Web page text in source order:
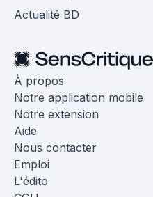
Actualité BD
À propos
Notre application mobile
Notre extension
Aide
Nous contacter
Emploi
L'édito